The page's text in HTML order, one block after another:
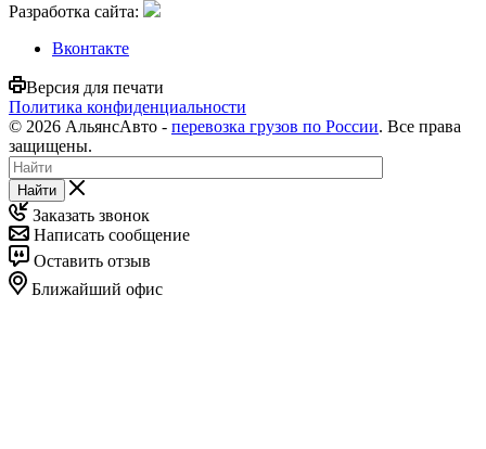
Разработка сайта:
Вконтакте
Версия для печати
Политика конфиденциальности
© 2026 АльянсАвто - перевозка грузов по России. Все права
защищены.
Найти
Заказать звонок
Написать сообщение
Оставить отзыв
Ближайший офис